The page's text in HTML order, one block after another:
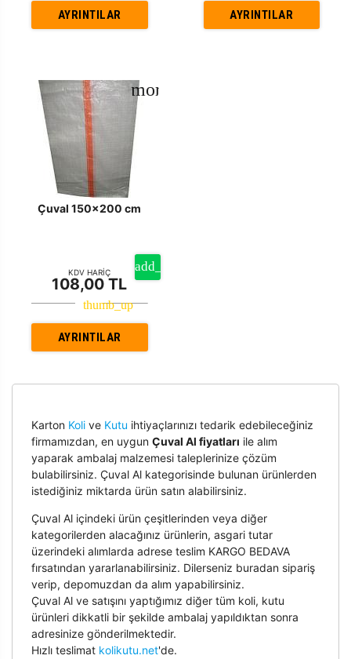
AYRINTILAR AYRINTILAR
Çuval 150x200 cm
KDV HARİÇ
108,00 TL
AYRINTILAR
Karton Kolive Kutu ihtiyaçlarınızı tedarik edebileceğiniz
firmamızdan, en uygun Çuval Al fiyatları ile alım
yaparak ambalaj malzemesi taleplerinize çözüm
bulabilirsiniz. Çuval Al kategorisinde bulunan ürünlerden
istediğiniz miktarda ürün satın alabilirsiniz.
Çuval Al içindeki ürün çeşitlerinden veya diğer
kategorilerden alacağınız ürünlerin, asgari tutar
üzerindeki alımlarda adrese teslim KARGO BEDAVA
fırsatından yararlanabilirsiniz. Dilerseniz buradan sipariş
verip, depomuzdan da alım yapabilirsiniz.
Çuval Al ve satışını yaptığımız diğer tüm koli, kutu
ürünleri dikkatli bir şekilde ambalaj yapıldıktan sonra
adresinize gönderilmektedir.
Hızlı teslimat kolikutu.net'de.